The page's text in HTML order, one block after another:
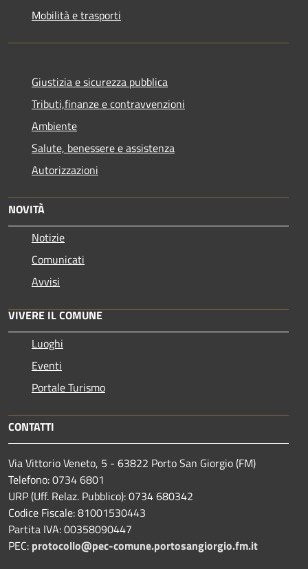
Mobilità e trasporti
Giustizia e sicurezza pubblica
Tributi,finanze e contravvenzioni
Ambiente
Salute, benessere e assistenza
Autorizzazioni
NOVITÀ
Notizie
Comunicati
Avvisi
VIVERE IL COMUNE
Luoghi
Eventi
Portale Turismo
CONTATTI
Via Vittorio Veneto, 5 - 63822 Porto San Giorgio (FM)
Telefono: 0734 6801
URP (Uff. Relaz. Pubblico): 0734 680342
Codice Fiscale: 81001530443
Partita IVA: 00358090447
PEC: protocollo@pec-comune.portosangiorgio.fm.it